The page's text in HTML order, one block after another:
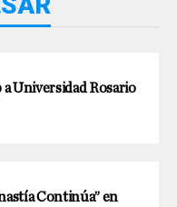
a Universidad Rosario
Continúa” en